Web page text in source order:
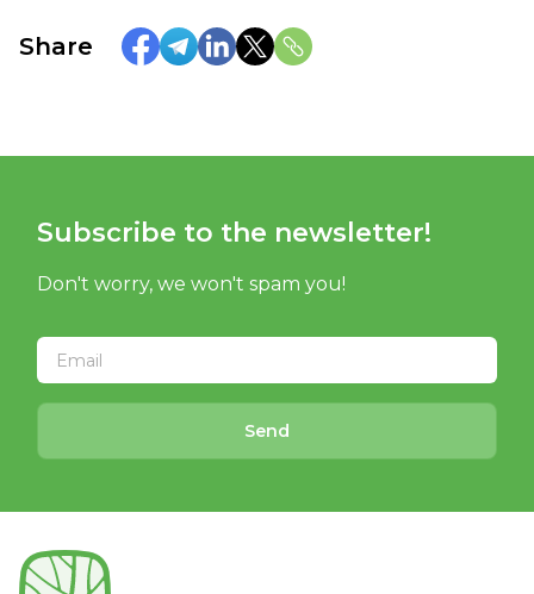
Share
Subscribe to the newsletter!
Don't worry, we won't spam you!
Send